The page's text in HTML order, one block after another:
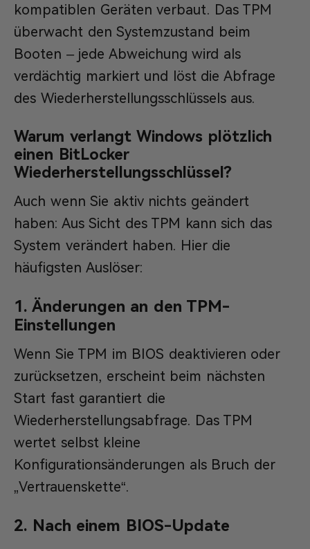
kompatiblen Geräten verbaut. Das TPM
überwacht den Systemzustand beim
Booten – jede Abweichung wird als
verdächtig markiert und löst die Abfrage
des Wiederherstellungsschlüssels aus.
Warum verlangt Windows plötzlich
einen BitLocker
Wiederherstellungsschlüssel?
Auch wenn Sie aktiv nichts geändert
haben: Aus Sicht des TPM kann sich das
System verändert haben. Hier die
häufigsten Auslöser:
1. Änderungen an den TPM-
Einstellungen
Wenn Sie TPM im BIOS deaktivieren oder
zurücksetzen, erscheint beim nächsten
Start fast garantiert die
Wiederherstellungsabfrage. Das TPM
wertet selbst kleine
Konfigurationsänderungen als Bruch der
„Vertrauenskette“.
2. Nach einem BIOS-Update